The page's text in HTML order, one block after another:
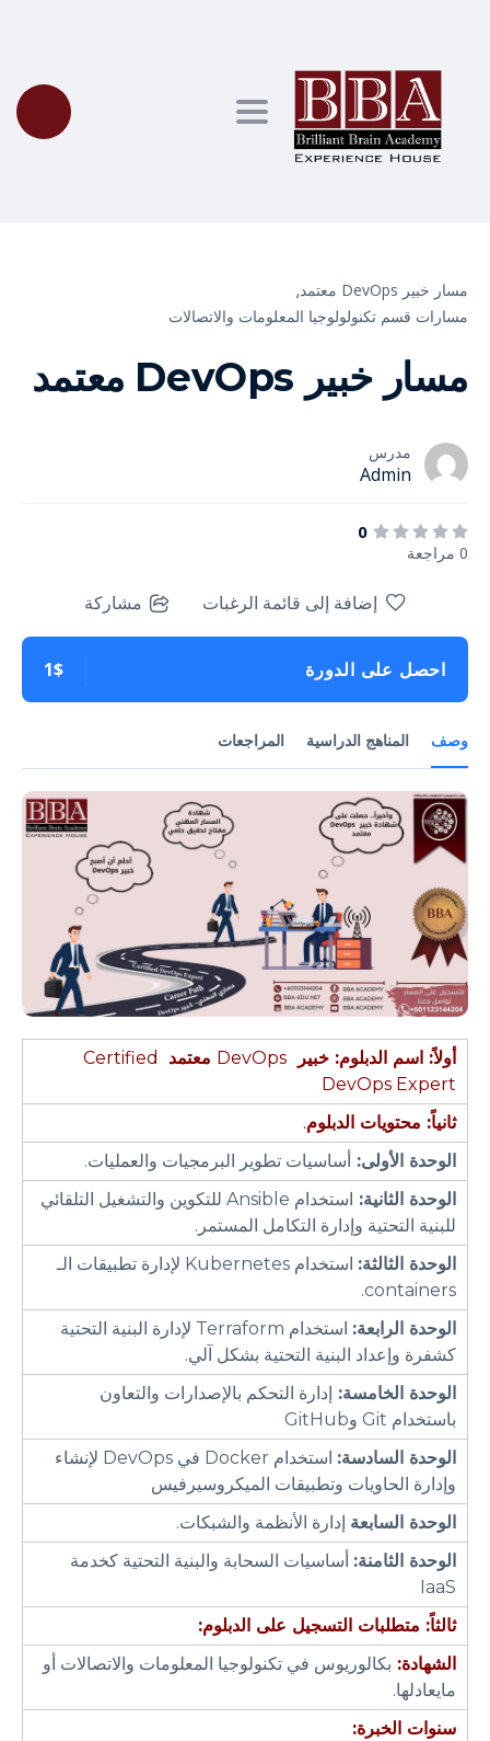
Toggle navigation
مسار خبير DevOps معتمد⸲
مسارات قسم تكنولولوجيا المعلومات والاتصالات
مسار خبير DevOps معتمد
مدرس
Admin
0
0 مراجعة
وصف المناهج الدراسية المراجعات
أولاً: اسم الدبلوم: خبير DevOps معتمد
Certified
DevOps Expert
ثانياً: محتويات الدبلوم.
الوحدة الأولى: أساسيات تطوير البرمجيات والعمليات.
الوحدة الثانية:
استخدام Ansible للتكوين والتشغيل التلقائي
للبنية التحتية وإدارة التكامل المستمر.
الوحدة الثالثة:
استخدام Kubernetes لإدارة تطبيقات الـ
containers.
الوحدة الرابعة:
استخدام Terraform لإدارة البنية التحتية
كشفرة وإعداد البنية التحتية بشكل آلي.
الوحدة الخامسة: إدارة التحكم بالإصدارات والتعاون
باستخدام Git وGitHub
الوحدة السادسة:
استخدام Docker في DevOps لإنشاء
وإدارة الحاويات وتطبيقات الميكروسيرفيس
الوحدة السابعة إدارة الأنظمة والشبكات.
الوحدة الثامنة: أساسيات السحابة والبنية التحتية كخدمة
IaaS
ثالثاً: متطلبات التسجيل على الدبلوم:
الشهادة: بكالوريوس في تكنولوجيا المعلومات والاتصالات أو
مايعادلها.
سنوات الخبرة:
إضافة إلى قائمة الرغبات مشاركة
احصل على الدورة 1$